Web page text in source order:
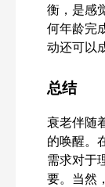
衡，是感
何年龄完
动还可以
总结
衰老伴随
的唤醒。
需求对于
要。当然